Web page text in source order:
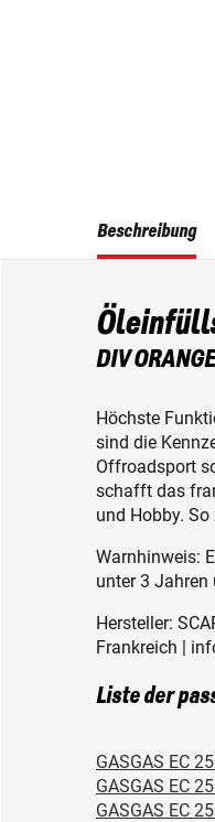
Beschreibung
DIV ORANGE
Höchste
sind die
Offroadsport
schafft das
und Hobby.
Warnhinweis:
unter 3
Hersteller:
Frankreich |
Liste der
GASGAS EC
GASGAS EC
GASGAS EC